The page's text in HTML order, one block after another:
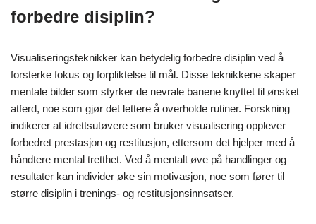
forbedre disiplin?
Visualiseringsteknikker kan betydelig forbedre disiplin ved å
forsterke fokus og forpliktelse til mål. Disse teknikkene skaper
mentale bilder som styrker de nevrale banene knyttet til ønsket
atferd, noe som gjør det lettere å overholde rutiner. Forskning
indikerer at idrettsutøvere som bruker visualisering opplever
forbedret prestasjon og restitusjon, ettersom det hjelper med å
håndtere mental tretthet. Ved å mentalt øve på handlinger og
resultater kan individer øke sin motivasjon, noe som fører til
større disiplin i trenings- og restitusjonsinnsatser.